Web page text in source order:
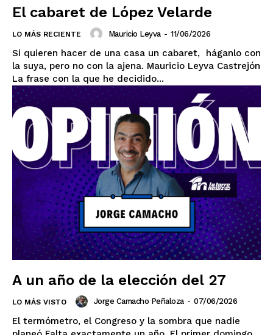
El cabaret de López Velarde
LO MÁS RECIENTE Mauricio Leyva - 11/06/2026
Si quieren hacer de una casa un cabaret, háganlo con
la suya, pero no con la ajena. Mauricio Leyva Castrejón
La frase con la que he decidido...
A un año de la elección del 27
LO MÁS VISTO Jorge Camacho Peñaloza - 07/06/2026
El termómetro, el Congreso y la sombra que nadie